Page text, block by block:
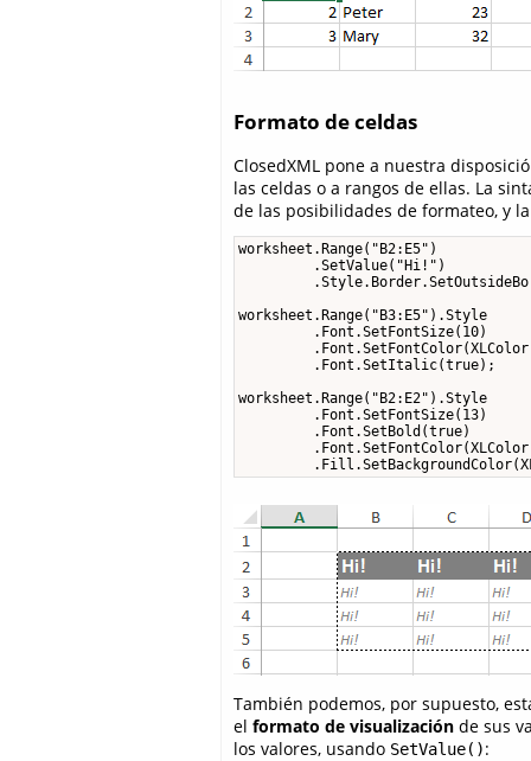
Formato de celdas
ClosedXML pone a nuestra
las celdas o a rangos de ellas. La
de las posibilidades de formateo, y
worksheet.Range("B2:E5")
         .SetValue("Hi!")
worksheet.Range("B3:E5").Style
         .Font.SetFontSize(10)
         .Font.SetItalic(true);
worksheet.Range("B2:E2").Style
         .Font.SetFontSize(13)
         .Font.SetBold(true)
También podemos, por supuesto,
el formato de visualización de sus
los valores, usando SetValue():